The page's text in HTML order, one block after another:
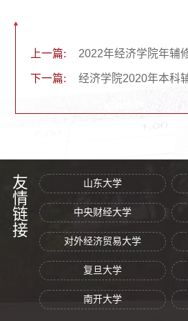
上一篇: 2022年经济学院年辅修学
下一篇: 经济学院2020年本科辅修学
友情链接 山东大学
中央财经大学
对外经济贸易大学
复旦大学
南开大学